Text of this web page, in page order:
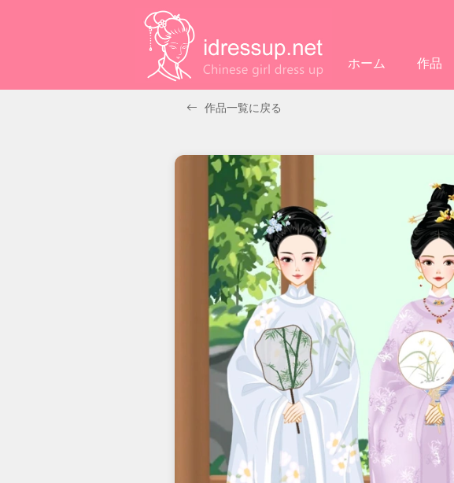
ホーム 作品
作品一覧に戻る